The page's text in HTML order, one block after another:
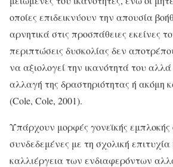
οποίες επιδεικνύουν την απουσία
αρνητικά στις προσπάθειες εκείνες
περιπτώσεις δυσκολίας δεν
να αξιολογεί την ικανότητά του
αλλαγή της δραστηριότητας ή ακόμη
(Cole, Cole, 2001).
Υπάρχουν μορφές γονεϊκής εμπλοκής
συνδεδεμένες με τη σχολική
καλλιέργεια των ενδιαφερόντων